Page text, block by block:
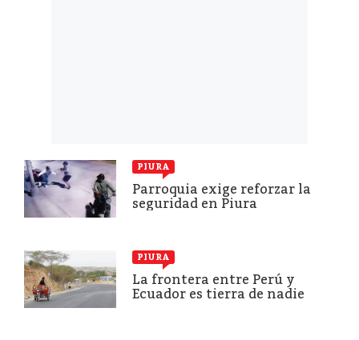
PIURA
Parroquia exige reforzar la
seguridad en Piura
PIURA
La frontera entre Perú y
Ecuador es tierra de nadie